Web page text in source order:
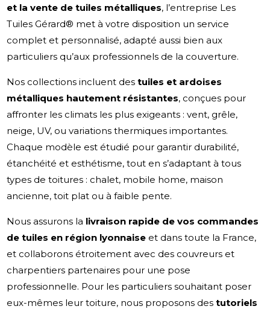
et la vente de tuiles métalliques, l’entreprise Les
Tuiles Gérard® met à votre disposition un service
complet et personnalisé, adapté aussi bien aux
particuliers qu’aux professionnels de la couverture.
Nos collections incluent destuiles et ardoises
métalliques hautement résistantes, conçues pour
affronter les climats les plus exigeants : vent, grêle,
neige, UV, ou variations thermiques importantes.
Chaque modèle est étudié pour garantir durabilité,
étanchéité et esthétisme, tout en s’adaptant à tous
types de toitures : chalet, mobile home, maison
ancienne, toit plat ou à faible pente.
Nous assurons la livraison rapide de vos commandes
de tuiles en région lyonnaise et dans toute la France,
et collaborons étroitement avec des couvreurs et
charpentiers partenaires pour une pose
professionnelle. Pour les particuliers souhaitant poser
eux-mêmes leur toiture, nous proposons destutoriels